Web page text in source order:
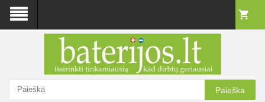
Paieška